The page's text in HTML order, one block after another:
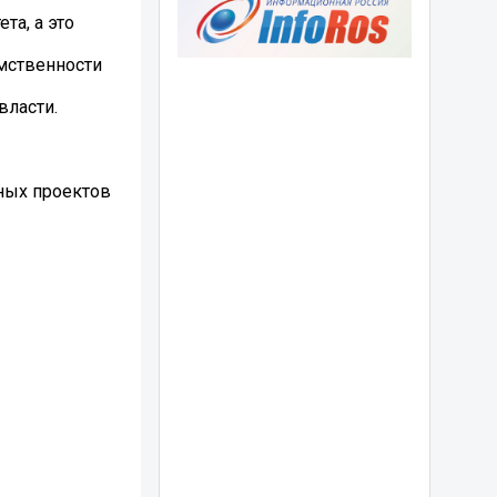
а это
проектов